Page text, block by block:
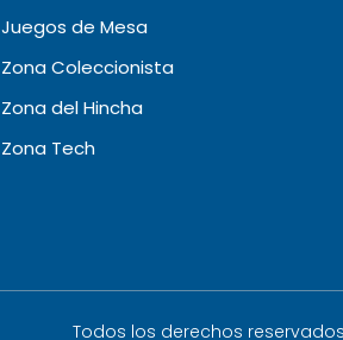
Juegos de Mesa
Zona Coleccionista
Zona del Hincha
Zona Tech
Todos los derechos